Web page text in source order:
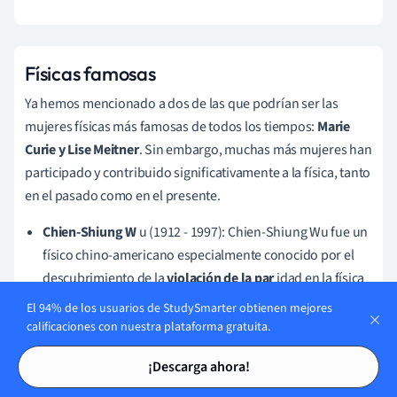
Tarjetas de estudio
Tarjetas de estudio
Físicas famosas
Ya hemos mencionado a dos de las que podrían ser las
mujeres físicas más famosas de todos los tiempos: Marie
Curie y Lise Meitner. Sin embargo, muchas más mujeres han
participado y contribuido significativamente a la física, tanto
en el pasado como en el presente.
Chien-Shiung Wu (1912 - 1997): Chien-Shiung Wu fue un
físico chino-americano especialmente conocido por el
descubrimiento de laviolación de la paridad en la física
nuclear.La paridad es una simetría fundamental de la
física que se refiere al comportamiento de un sistema
físico bajo la reflexión de un espejo. En ciertos tipos de
desintegración nuclear, como la desintegración beta, la
paridad de las partículas resultantes no se conserva. Esto
El 94% de los usuarios de StudySmarter obtienen mejores
calificaciones con nuestra plataforma gratuita.
¡Descarga ahora!